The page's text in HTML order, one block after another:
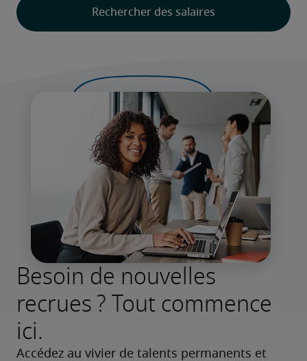
Besoin de nouvelles
recrues ? Tout commence
ici.
Accédez au vivier de talents permanents et